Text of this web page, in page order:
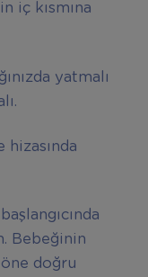
iç kısmına
yatmalı
Bebeğinin
doğru